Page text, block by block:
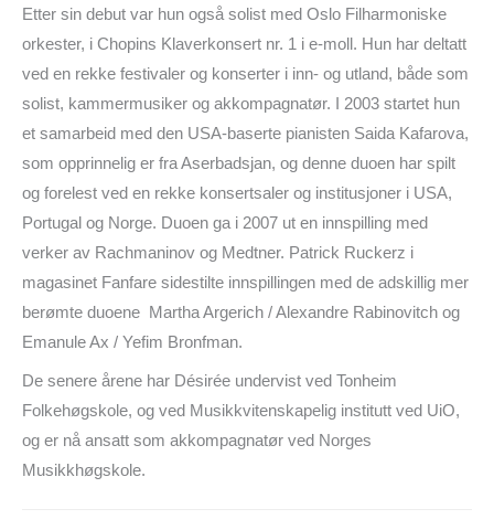
Etter sin debut var hun også solist med Oslo Filharmoniske
orkester, i Chopins Klaverkonsert nr. 1 i e-moll. Hun har deltatt
ved en rekke festivaler og konserter i inn- og utland, både som
solist, kammermusiker og akkompagnatør. I 2003 startet hun
et samarbeid med den USA-baserte pianisten Saida Kafarova,
som opprinnelig er fra Aserbadsjan, og denne duoen har spilt
og forelest ved en rekke konsertsaler og institusjoner i USA,
Portugal og Norge. Duoen ga i 2007 ut en innspilling med
verker av Rachmaninov og Medtner. Patrick Ruckerz i
magasinet Fanfare sidestilte innspillingen med de adskillig mer
berømte duoene Martha Argerich / Alexandre Rabinovitch og
Emanule Ax / Yefim Bronfman.
De senere årene har Désirée undervist ved Tonheim
Folkehøgskole, og ved Musikkvitenskapelig institutt ved UiO,
og er nå ansatt som akkompagnatør ved Norges
Musikkhøgskole.